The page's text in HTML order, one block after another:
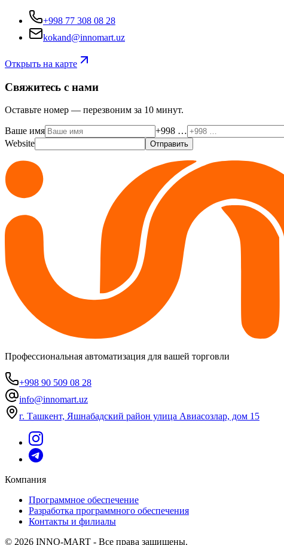
+998 77 308 08 28
kokand@innomart.uz
Открыть на карте
Свяжитесь с нами
Оставьте номер — перезвоним за 10 минут.
Ваше имя
+998 …
Website
Отправить
Профессиональная автоматизация для вашей торговли
+998 90 509 08 28
info@innomart.uz
г. Ташкент, Яшнабадский район улица Авиасозлар, дом 15
Компания
Программное обеспечение
Разработка программного обеспечения
Контакты и филиалы
© 2026 INNO-MART - Все права защищены.